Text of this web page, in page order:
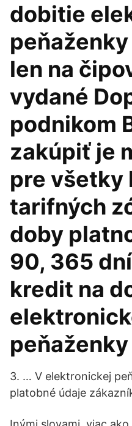
dobitie
len na
vydané
podnikom
zakúpiť je
pre všetky
tarifných
doby
90, 365
kredit na
peňaženky
3. … V elektronickej
platobné údaje